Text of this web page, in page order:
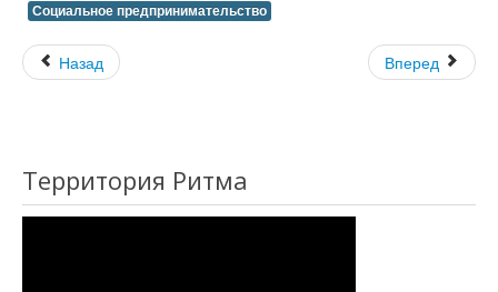
Социальное предпринимательство
Назад Вперед
Территория Ритма